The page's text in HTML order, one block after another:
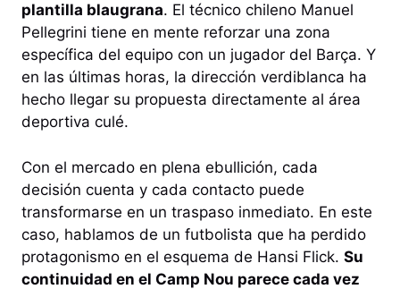
plantilla blaugrana. El técnico chileno Manuel
Pellegrini tiene en mente reforzar una zona
específica del equipo con un jugador del Barça. Y
en las últimas horas, la dirección verdiblanca ha
hecho llegar su propuesta directamente al área
deportiva culé.
Con el mercado en plena ebullición, cada
decisión cuenta y cada contacto puede
transformarse en un traspaso inmediato. En este
caso, hablamos de un futbolista que ha perdido
protagonismo en el esquema de Hansi Flick. Su
continuidad en el Camp Nou parece cada vez